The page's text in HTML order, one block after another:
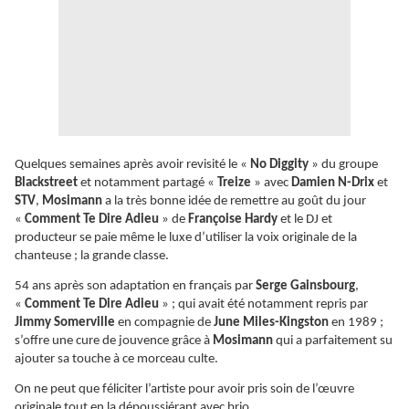
Quelques semaines après avoir revisité le « No Diggity » du groupe
Blackstreet et notamment partagé « Treize » avec Damien N-Drix et
STV, Mosimann a la très bonne idée de remettre au goût du jour
« Comment Te Dire Adieu » de Françoise Hardy et le DJ et
producteur se paie même le luxe d’utiliser la voix originale de la
chanteuse ; la grande classe.
54 ans après son adaptation en français par Serge Gainsbourg,
« Comment Te Dire Adieu » ; qui avait été notamment repris par
Jimmy Somerville en compagnie de June Miles-Kingston en 1989 ;
s’offre une cure de jouvence grâce à Mosimann qui a parfaitement su
ajouter sa touche à ce morceau culte.
On ne peut que féliciter l’artiste pour avoir pris soin de l’œuvre